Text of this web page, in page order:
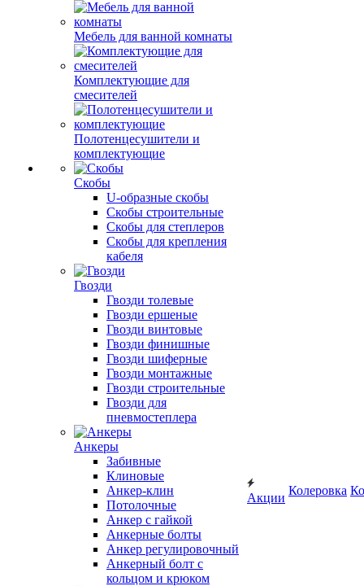
Мебель для ванной комнаты
Комплектующие для
смесителей
Полотенцесушители и
комплектующие
Скобы
U-образные скобы
Скобы строительные
Скобы для степлеров
Скобы для крепления
кабеля
Гвозди
Гвозди толевые
Гвозди ершеные
Гвозди винтовые
Гвозди финишные
Гвозди шиферные
Гвозди монтажные
Гвозди строительные
Гвозди для
пневмостеплера
Анкеры
Забивные
Клиновые
Анкер-клин
Потолочные
Анкер с гайкой
Анкерные болты
Анкер регулировочный
Анкерный болт с
кольцом и крюком
Акции
Колеровка